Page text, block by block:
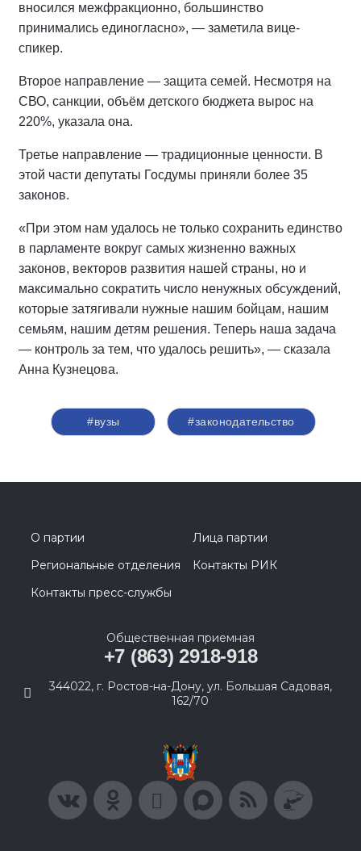
вносился межфракционно, большинство
принимались единогласно», — заметила вице-
спикер.
Второе направление — защита семей. Несмотря на
СВО, санкции, объём детского бюджета вырос на
220%, указала она.
Третье направление — традиционные ценности. В
этой части депутаты Госдумы приняли более 35
законов.
«При этом нам удалось не только сохранить единство
в парламенте вокруг самых жизненно важных
законов, векторов развития нашей страны, но и
максимально сократить число ненужных обсуждений,
которые затягивали нужные нашим бойцам, нашим
семьям, нашим детям решения. Теперь наша задача
— контроль за тем, что удалось решить», — сказала
Анна Кузнецова.
#вузы #законодательство
О партии
Лица партии
Региональные отделения
Контакты РИК
Контакты пресс-службы
Общественная приемная
+7 (863) 2918-918
344022, г. Ростов-на-Дону, ул. Большая Садовая,
162/70